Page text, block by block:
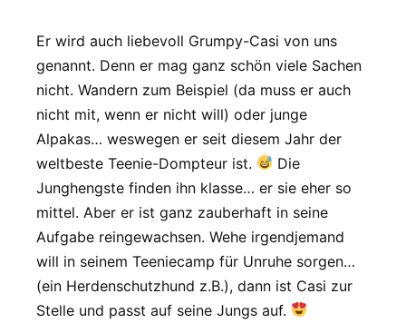
Er wird auch liebevoll Grumpy-Casi von uns
genannt. Denn er mag ganz schön viele Sachen
nicht. Wandern zum Beispiel (da muss er auch
nicht mit, wenn er nicht will) oder junge
Alpakas… weswegen er seit diesem Jahr der
weltbeste Teenie-Dompteur ist.
Die
Junghengste finden ihn klasse… er sie eher so
mittel. Aber er ist ganz zauberhaft in seine
Aufgabe reingewachsen. Wehe irgendjemand
will in seinem Teeniecamp für Unruhe sorgen…
(ein Herdenschutzhund z.B.), dann ist Casi zur
Stelle und passt auf seine Jungs auf.